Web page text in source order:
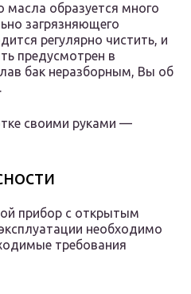
масла образуется много
загрязняющего
регулярно чистить, и
предусмотрен в
бак неразборным, Вы об
своими руками —
прибор с открытым
необходимо
требования